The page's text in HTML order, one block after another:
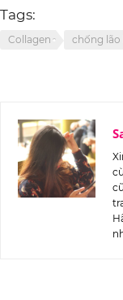
Tags:
Collagen chống lão